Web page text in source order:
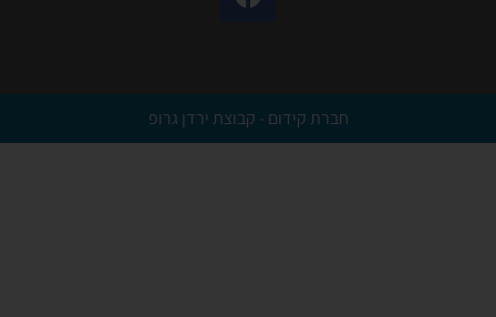
חברת קידום - קבוצת ירדן גרופ